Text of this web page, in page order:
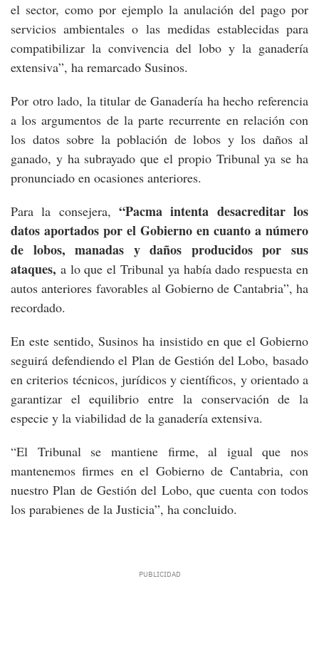
el sector, como por ejemplo la anulación del pago por
servicios ambientales o las medidas establecidas para
compatibilizar la convivencia del lobo y la ganadería
extensiva”, ha remarcado Susinos.
Por otro lado, la titular de Ganadería ha hecho referencia
a los argumentos de la parte recurrente en relación con
los datos sobre la población de lobos y los daños al
ganado, y ha subrayado que el propio Tribunal ya se ha
pronunciado en ocasiones anteriores.
Para la consejera, “Pacma intenta desacreditar los
datos aportados por el Gobierno en cuanto a número
de lobos, manadas y daños producidos por sus
ataques, a lo que el Tribunal ya había dado respuesta en
autos anteriores favorables al Gobierno de Cantabria”, ha
recordado.
En este sentido, Susinos ha insistido en que el Gobierno
seguirá defendiendo el Plan de Gestión del Lobo, basado
en criterios técnicos, jurídicos y científicos, y orientado a
garantizar el equilibrio entre la conservación de la
especie y la viabilidad de la ganadería extensiva.
“El Tribunal se mantiene firme, al igual que nos
mantenemos firmes en el Gobierno de Cantabria, con
nuestro Plan de Gestión del Lobo, que cuenta con todos
los parabienes de la Justicia”, ha concluido.